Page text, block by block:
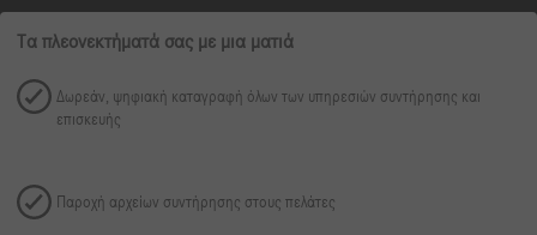
Τα πλεονεκτήματά σας με μια ματιά
Δωρεάν, ψηφιακή καταγραφή όλων των υπηρεσιών συντήρησης και
επισκευής
Παροχή αρχείων συντήρησης στους πελάτες